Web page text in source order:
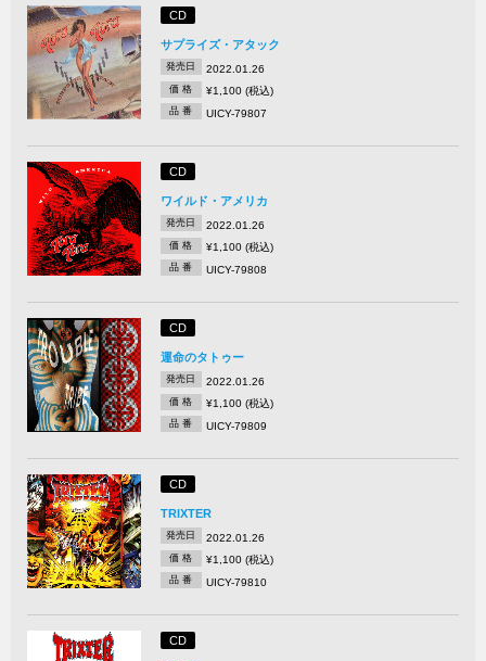
CD
サプライズ・アタック
発売日 2022.01.26
価 格 ¥1,100 (税込)
品 番 UICY-79807
CD
ワイルド・アメリカ
発売日 2022.01.26
価 格 ¥1,100 (税込)
品 番 UICY-79808
CD
運命のタトゥー
発売日 2022.01.26
価 格 ¥1,100 (税込)
品 番 UICY-79809
CD
TRIXTER
発売日 2022.01.26
価 格 ¥1,100 (税込)
品 番 UICY-79810
CD